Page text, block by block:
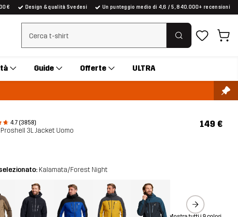
€ Design & qualità Svedesi Un punteggio medio di 4,6 / 5, 840.000+ recensioni
Cancella ricerca
Guide Offerte ULTRA
4.7 (3858)
3L Jacket Uomo
149 €
Kalamata/Forest Night